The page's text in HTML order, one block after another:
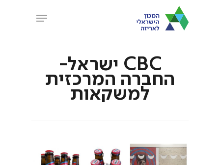
Menu
CBC ישראל-
החברה המרכזית
למשקאות
Close